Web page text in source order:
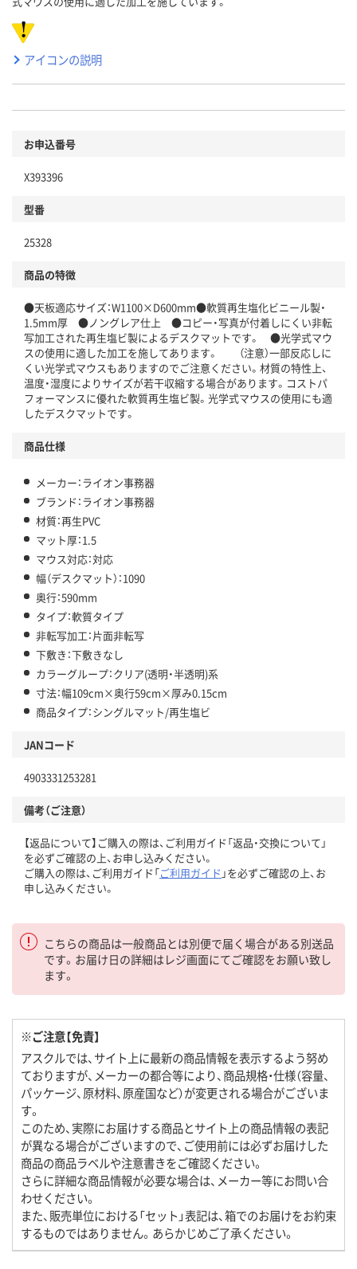
アイコンの説明
お申込番号
X393396
型番
25328
商品の特徴
●天板適応サイズ：W1100×D600mm●軟質再生塩化ビニール製・
1.5mm厚 ●ノングレア仕上 ●コピー・写真が付着しにくい非転
写加工された再生塩ビ製によるデスクマットです。 ●光学式マウ
スの使用に適した加工を施してあります。 （注意）一部反応しに
くい光学式マウスもありますのでご注意ください。材質の特性上、
温度・湿度によりサイズが若干収縮する場合があります。コストパ
フォーマンスに優れた軟質再生塩ビ製。光学式マウスの使用にも適
したデスクマットです。
商品仕様
メーカー：ライオン事務器
ブランド：ライオン事務器
材質：再生PVC
マット厚：1.5
マウス対応：対応
幅（デスクマット）：1090
奥行：590mm
タイプ：軟質タイプ
非転写加工：片面非転写
下敷き：下敷きなし
カラーグループ：クリア(透明・半透明)系
寸法：幅109cm×奥行59cm×厚み0.15cm
商品タイプ：シングルマット/再生塩ビ
JANコード
4903331253281
備考（ご注意）
【返品について】ご購入の際は、ご利用ガイド「返品・交換について」
を必ずご確認の上、お申し込みください。
ご購入の際は、ご利用ガイド「ご利用ガイド 」を必ずご確認の上、お
申し込みください。
こちらの商品は一般商品とは別便で届く場合がある別送品
です。お届け日の詳細はレジ画面にてご確認をお願い致し
ます。
※ご注意【免責】
アスクルでは、サイト上に最新の商品情報を表示するよう努め
ておりますが、メーカーの都合等により、商品規格・仕様（容量、
パッケージ、原材料、原産国など）が変更される場合がございま
す。
このため、実際にお届けする商品とサイト上の商品情報の表記
が異なる場合がございますので、ご使用前には必ずお届けした
商品の商品ラベルや注意書きをご確認ください。
さらに詳細な商品情報が必要な場合は、メーカー等にお問い合
わせください。
また、販売単位における「セット」表記は、箱でのお届けをお約束
するものではありません。あらかじめご了承ください。